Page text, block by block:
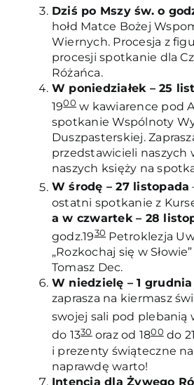
Dziś po Mszy św. o
hołd Matce Bożej
Wiernych. Procesja z
procesji spotkanie dla
Różańca.
W poniedziałek – 25
1900w kawiarence pod
spotkanie Wspólnoty
Duszpasterskiej.
przedstawicieli naszych
naszych księży na
W środę – 27 listopada
ostatni spotkanie z
a w czwartek – 28
godz.1930Petroklezja
„Rozkochaj się w Słowie”
Tomasz Dec.
W niedzielę – 1 grudnia
zaprasza na kiermasz
swojej sali pod plebanią
do 1330oraz od 1800do
i prezenty świąteczne
naprawdę warto!
Intencja dla Żywego